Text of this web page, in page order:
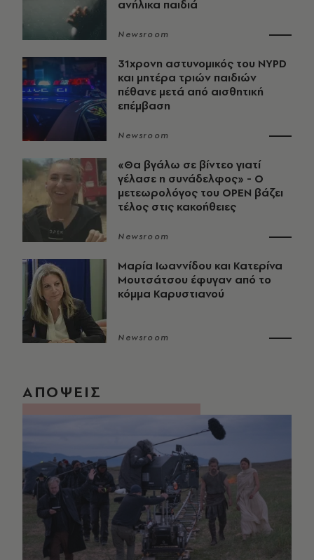
ανήλικα παιδιά
Newsroom
31χρονη αστυνομικός του NYPD
και μητέρα τριών παιδιών
πέθανε μετά από αισθητική
επέμβαση
Newsroom
«Θα βγάλω σε βίντεο γιατί
γέλασε η συνάδελφος» - Ο
μετεωρολόγος του OPEN βάζει
τέλος στις κακοήθειες
Newsroom
Μαρία Ιωαννίδου και Κατερίνα
Μουτσάτσου έφυγαν από το
κόμμα Καρυστιανού
Newsroom
ΑΠΟΨΕΙΣ